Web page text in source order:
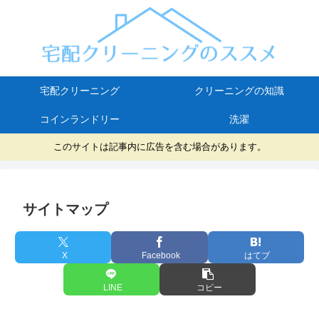
宅配クリーニング クリーニングの知識
コインランドリー 洗濯
このサイトは記事内に広告を含む場合があります。
サイトマップ
X Facebook はてブ
LINE コピー